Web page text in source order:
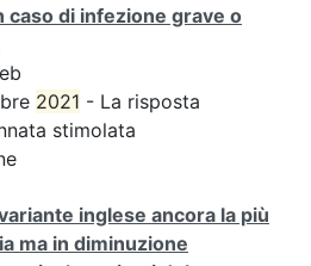
caso di infezione grave o
2021 - La risposta
stimolata
inglese ancora la più
ma in diminuzione